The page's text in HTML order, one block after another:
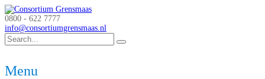
0800 - 622 7777
info@consortiumgrensmaas.nl
Menu